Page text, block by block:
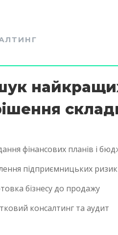
фінансових планів і
підприємницьких
бізнесу до продажу
консалтинг та аудит